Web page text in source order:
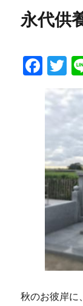
永代供
F
c
b
o
o
k
T
w
it
秋のお彼岸に